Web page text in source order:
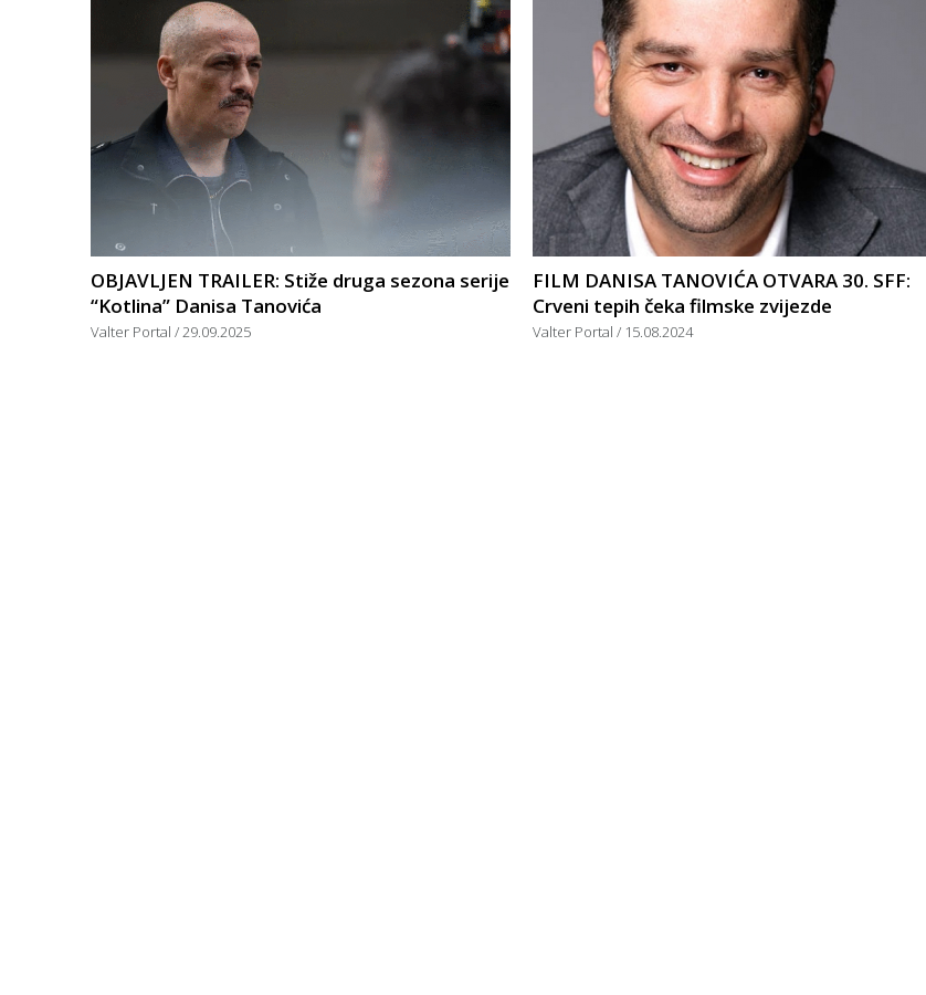
OBJAVLJEN TRAILER: Stiže druga sezona serije
“Kotlina” Danisa Tanovića
Valter Portal 29.09.2025
FILM DANISA TANOVIĆA OTVARA 30. SFF:
Crveni tepih čeka filmske zvijezde
Valter Portal 15.08.2024